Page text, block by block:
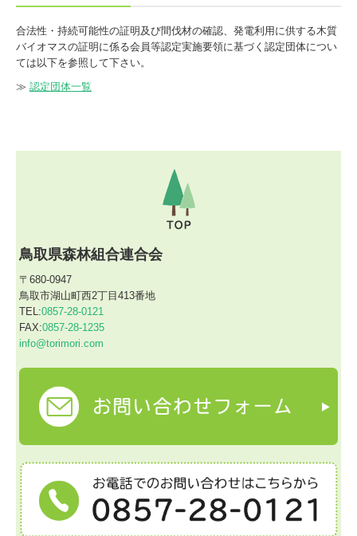
合法性・持続可能性の証明及び間伐材の確認、発電利用に供する木質
バイオマスの証明に係る会員等認定実施要領に基づく認定団体につい
ては以下を参照して下さい。
≫ 認定団体一覧
鳥取県森林組合連合会
〒680-0947
鳥取市湖山町西2丁目413番地
TEL:0857-28-0121
FAX:0857-28-1235
info@torimori.com